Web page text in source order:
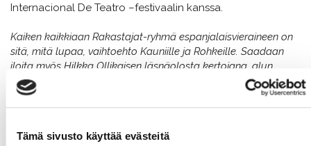
Tämä sivusto käyttää evästeitä
Internacional De Teatro –festivaalin kanssa.
Kaiken kaikkiaan Rakastajat-ryhmä espanjalaisvieraineen on
sitä, mitä lupaa, vaihtoehto Kauniille ja Rohkeille. Saadaan
iloita myös Hilkka Ollikaisen läsnäolosta kertojana, alun
pitkänpuoleisen monologin hymyilevänä
moottorisahamurhaajana yleisölämpiön yllätysvieraana ja
loppusolmun kyllästyneenä solmijana: mitä nuo muka,
(Uusi Aika 19.8.1994)